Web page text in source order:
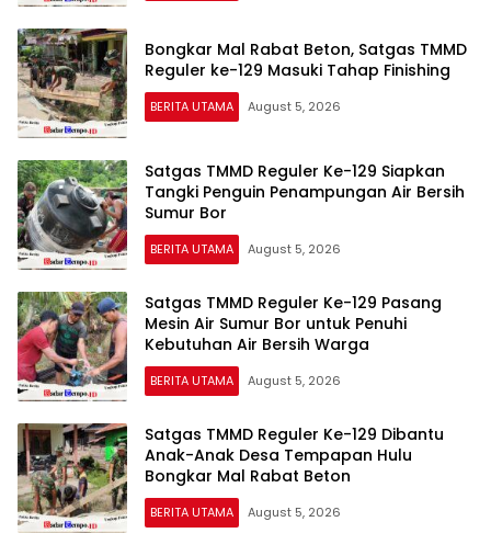
Bongkar Mal Rabat Beton, Satgas TMMD
Reguler ke-129 Masuki Tahap Finishing
BERITA UTAMA August 5, 2026
Satgas TMMD Reguler Ke-129 Siapkan
Tangki Penguin Penampungan Air Bersih
Sumur Bor
BERITA UTAMA August 5, 2026
Satgas TMMD Reguler Ke-129 Pasang
Mesin Air Sumur Bor untuk Penuhi
Kebutuhan Air Bersih Warga
BERITA UTAMA August 5, 2026
Satgas TMMD Reguler Ke-129 Dibantu
Anak-Anak Desa Tempapan Hulu
Bongkar Mal Rabat Beton
BERITA UTAMA August 5, 2026